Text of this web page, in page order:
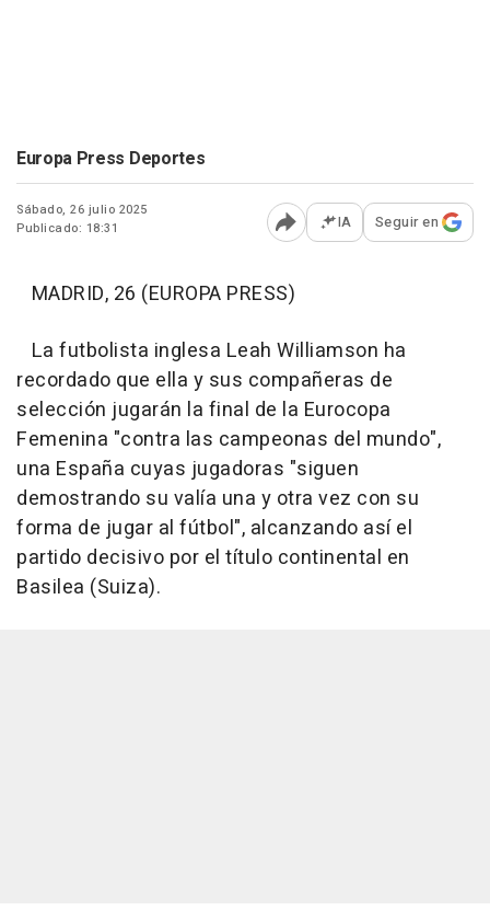
Europa Press Deportes
Sábado, 26 julio 2025
Publicado: 18:31
Abrir opciones para
IA Seguir en
MADRID, 26 (EUROPA PRESS)
La futbolista inglesa Leah Williamson ha
recordado que ella y sus compañeras de
selección jugarán la final de la Eurocopa
Femenina "contra las campeonas del mundo",
una España cuyas jugadoras "siguen
demostrando su valía una y otra vez con su
forma de jugar al fútbol", alcanzando así el
partido decisivo por el título continental en
Basilea (Suiza).